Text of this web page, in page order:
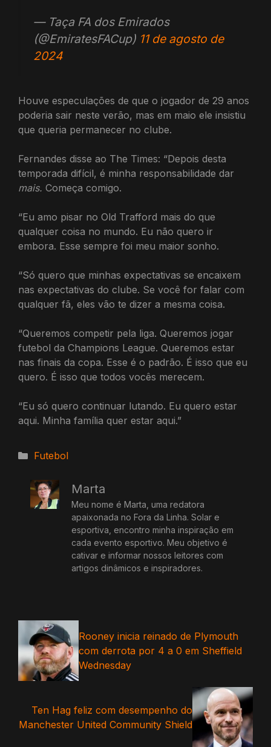
— Taça FA dos Emirados
(@EmiratesFACup) 11 de agosto de
2024
Houve especulações de que o jogador de 29 anos
poderia sair neste verão, mas em maio ele insistiu
que queria permanecer no clube.
Fernandes disse ao The Times: “Depois desta
temporada difícil, é minha responsabilidade dar
mais. Começa comigo.
“Eu amo pisar no Old Trafford mais do que
qualquer coisa no mundo. Eu não quero ir
embora. Esse sempre foi meu maior sonho.
“Só quero que minhas expectativas se encaixem
nas expectativas do clube. Se você for falar com
qualquer fã, eles vão te dizer a mesma coisa.
“Queremos competir pela liga. Queremos jogar
futebol da Champions League. Queremos estar
nas finais da copa. Esse é o padrão. É isso que eu
quero. É isso que todos vocês merecem.
“Eu só quero continuar lutando. Eu quero estar
aqui. Minha família quer estar aqui.”
Categorias
Futebol
Marta
Meu nome é Marta, uma redatora
apaixonada no Fora da Linha. Solar e
esportiva, encontro minha inspiração em
cada evento esportivo. Meu objetivo é
cativar e informar nossos leitores com
artigos dinâmicos e inspiradores.
Rooney inicia reinado de Plymouth
com derrota por 4 a 0 em Sheffield
Wednesday
Ten Hag feliz com desempenho do
Manchester United Community Shield